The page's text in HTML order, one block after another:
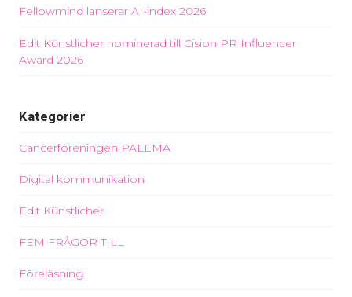
Fellowmind lanserar AI-index 2026
Edit Künstlicher nominerad till Cision PR Influencer
Award 2026
Kategorier
Cancerföreningen PALEMA
Digital kommunikation
Edit Künstlicher
FEM FRÅGOR TILL
Föreläsning